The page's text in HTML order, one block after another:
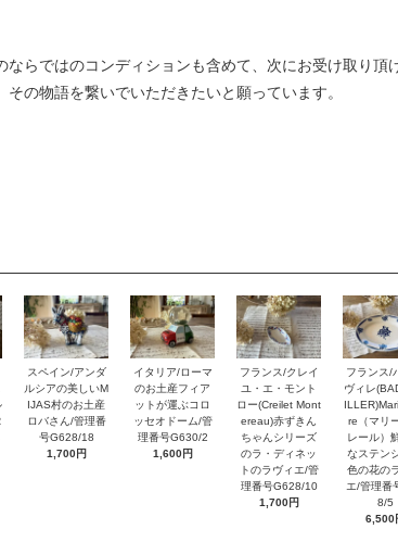
らではのコンディションも含めて、次にお受け取り頂
の物語を繋いでいただきたいと願っています。
スペイン/アンダ
ルシアの美しいM
IJAS村のお土産
ロバさん/管理番
号G628/18
1,700円
イタリア/ローマ
のお土産フィア
ットが運ぶコロ
ッセオドーム/管
理番号G630/2
1,600円
フランス/クレイ
ユ・エ・モント
ロー(Creilet Mont
ereau)赤ずきん
ちゃんシリーズ
のラ・ディネッ
トのラヴィエ/管
理番号G628/10
1,700円
フランス/
ヴィレ
re（マリ
レール）
なステン
色の花の
エ/管理番
8/5
6,500